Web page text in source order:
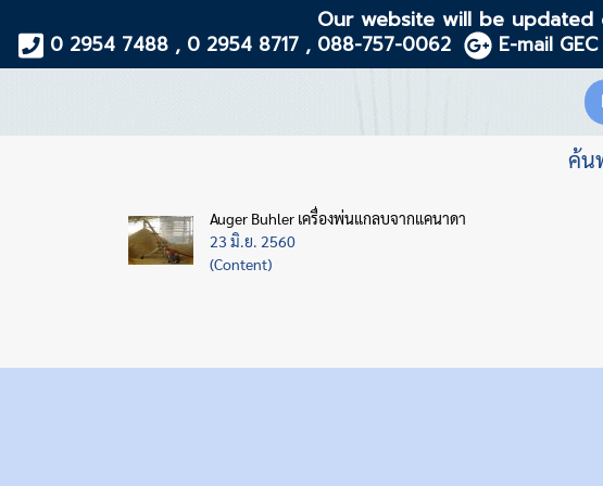
Our website will be updated
0 2954 7488 , 0 2954 8717 , 088-757-0062 E-mail GEC
ค้น
Auger Buhler เครื่องพ่นแกลบจากแคนาดา
23 มิ.ย. 2560
(Content)